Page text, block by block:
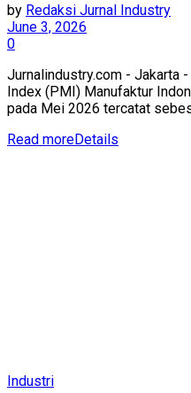
by Redaksi Jurnal Industry
June 3, 2026
0
Jurnalindustry.com - Jakarta
Index (PMI) Manufaktur
pada Mei 2026 tercatat
Read moreDetails
Industri